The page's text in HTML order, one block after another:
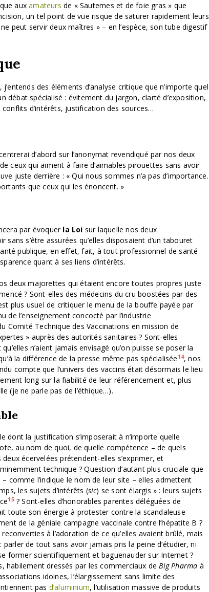
auxamateurs de « Sauternes et de foie gras » que
un tel point de vue risque de saturer rapidement leurs
ne peut servir deux maîtres » – en l’espèce, son tube digestif
, j’entends des éléments d’analyse critique que n’importe quel
débat spécialisé : évitement du jargon, clarté d’exposition,
d’intérêts, justification des sources…
d’abord sur l’anonymat revendiqué par nos deux
ceux qui aiment à faire d’aimables pirouettes sans avoir
juste derrière : « Qui nous sommes n’a pas d’importance.
que ceux qui les énoncent. »
par évoquer la Loi sur laquelle nos deux
s’être assurées qu’elles disposaient d’un tabouret
publique, en effet, fait, à tout professionnel de santé
quant à ses liens d’intérêts.
deux majorettes qui étaient encore toutes propres juste
? Sont-elles des médecins du cru boostées par des
plus usuel de critiquer le menu de la bouffe payée par
de l’enseignement concocté par l’industrie
Comité Technique des Vaccinations en mission de
» auprès des autorités sanitaires ? Sont-elles
n’aient jamais envisagé qu’on puisse se poser la
la différence de la presse même pas spécialisée 14, nos
compte que l’univers des vaccins était désormais le lieu
long sur la fiabilité de leur référencement et, plus
(je ne parle pas de l’éthique…).
dont la justification s’imposerait à n’importe quelle
au nom de quoi, de quelle compétence – de quels
écervelées prétendent-elles s’exprimer, et
technique ? Question d’autant plus cruciale que
comme l’indique le nom de leur site – elles admettent
les sujets d’intérêts (sic) se sont élargis » : leurs sujets
15? Sont-elles d’honorables parentes déléguées de
toute son énergie à protester contre la scandaleuse
de la géniale campagne vaccinale contre l’hépatite B ?
à l’adoration de ce qu’elles avaient brûlé, mais
de tout sans avoir jamais pris la peine d’étudier, ni
former scientifiquement et baguenauder sur Internet ?
habilement dressés par les commerciaux deBig Pharma à
idoines, l’élargissement sans limite des
pas d’aluminium, l’utilisation massive de produits